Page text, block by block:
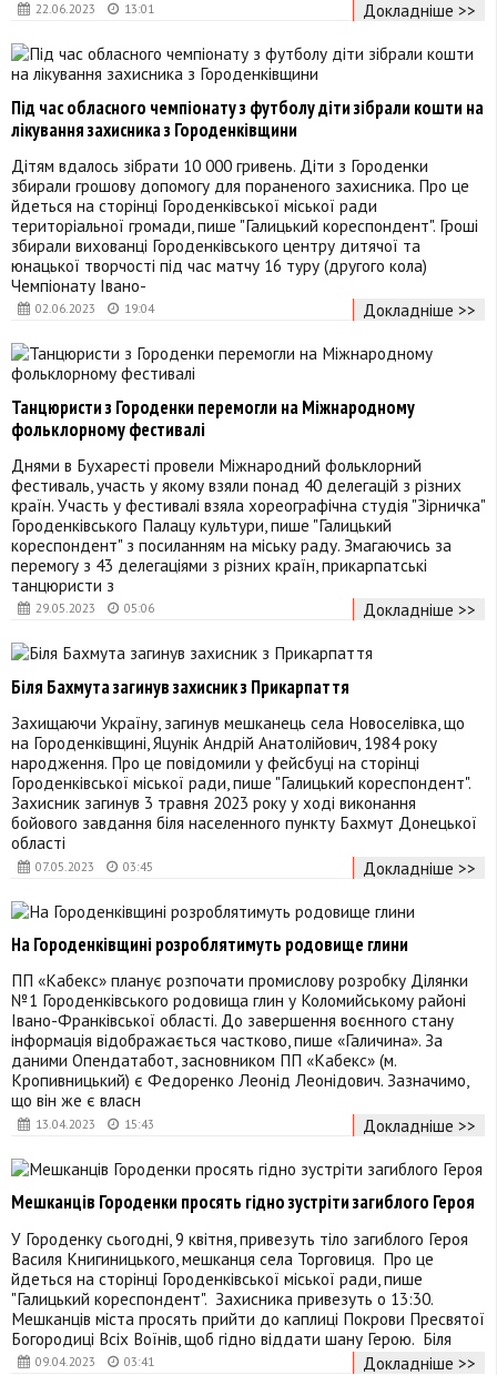
22.06.2023 13:01 Докладніше >>
02.06.2023 19:04
Під час обласного чемпіонату з футболу діти зібрали кошти на
лікування захисника з Городенківщини
Дітям вдалось зібрати 10 000 гривень. Діти з Городенки
збирали грошову допомогу для пораненого захисника. Про це
йдеться на сторінці Городенківської міської ради
територіальної громади, пише "Галицький кореспондент". Гроші
збирали вихованці Городенківського центру дитячої та
юнацької творчості під час матчу 16 туру (другого кола)
Чемпіонату Івано-
Докладніше >>
29.05.2023 05:06
Танцюристи з Городенки перемогли на Міжнародному
фольклорному фестивалі
Днями в Бухаресті провели Міжнародний фольклорний
фестиваль, участь у якому взяли понад 40 делегацій з різних
країн. Участь у фестивалі взяла хореографічна студія "Зірничка"
Городенківського Палацу культури, пише "Галицький
кореспондент" з посиланням на міську раду. Змагаючись за
перемогу з 43 делегаціями з різних країн, прикарпатські
танцюристи з
Докладніше >>
07.05.2023 03:45
Біля Бахмута загинув захисник з Прикарпаття
Захищаючи Україну, загинув мешканець села Новоселівка, що
на Городенківщині, Яцунік Андрій Анатолійович, 1984 року
народження. Про це повідомили у фейсбуці на сторінці
Городенківської міської ради, пише "Галицький кореспондент".
Захисник загинув 3 травня 2023 року у ході виконання
бойового завдання біля населенного пункту Бахмут Донецької
області
Докладніше >>
13.04.2023 15:43
На Городенківщині розроблятимуть родовище глини
ПП «Кабекс» планує розпочати промислову розробку Ділянки
№1 Городенківського родовища глин у Коломийському районі
Івано-Франківської області. До завершення воєнного стану
інформація відображається частково, пише «Галичина». За
даними Опендатабот, засновником ПП «Кабекс» (м.
Кропивницький) є Федоренко Леонід Леонідович. Зазначимо,
що він же є власн
Докладніше >>
09.04.2023 03:41
Мешканців Городенки просять гідно зустріти загиблого Героя
У Городенку сьогодні, 9 квітня, привезуть тіло загиблого Героя
Василя Книгиницького, мешканця села Торговиця. Про це
йдеться на сторінці Городенківської міської ради, пише
"Галицький кореспондент". Захисника привезуть о 13:30.
Мешканців міста просять прийти до каплиці Покрови Пресвятої
Богородиці Всіх Воїнів, щоб гідно віддати шану Герою. Біля
Докладніше >>